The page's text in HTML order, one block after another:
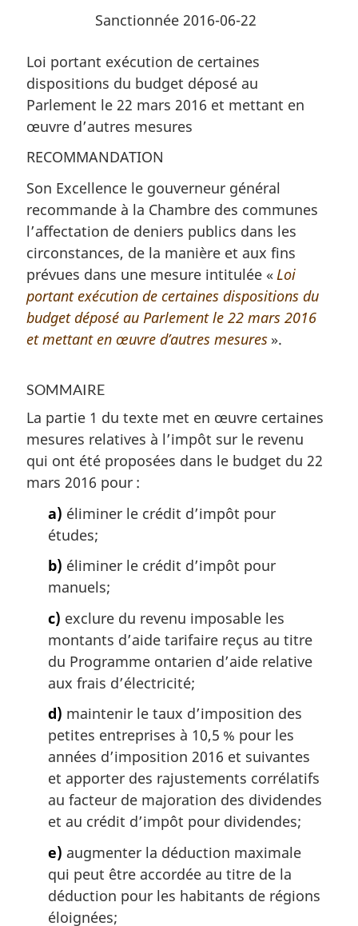
Sanctionnée 2016-06-22
Loi portant exécution de certaines
dispositions du budget déposé au
Parlement le 22 mars 2016 et mettant en
œuvre d’autres mesures
RECOMMANDATION
Son Excellence le gouverneur général
recommande à la Chambre des communes
l’affectation de deniers publics dans les
circonstances, de la manière et aux fins
prévues dans une mesure intitulée «Loi
portant exécution de certaines dispositions du
budget déposé au Parlement le 22 mars 2016
et mettant en œuvre d’autres mesures ».
SOMMAIRE
La partie 1 du texte met en œuvre certaines
mesures relatives à l’impôt sur le revenu
qui ont été proposées dans le budget du 22
mars 2016 pour :
a) éliminer le crédit d’impôt pour
études;
b) éliminer le crédit d’impôt pour
manuels;
c) exclure du revenu imposable les
montants d’aide tarifaire reçus au titre
du Programme ontarien d’aide relative
aux frais d’électricité;
d) maintenir le taux d’imposition des
petites entreprises à 10,5 % pour les
années d’imposition 2016 et suivantes
et apporter des rajustements corrélatifs
au facteur de majoration des dividendes
et au crédit d’impôt pour dividendes;
e) augmenter la déduction maximale
qui peut être accordée au titre de la
déduction pour les habitants de régions
éloignées;